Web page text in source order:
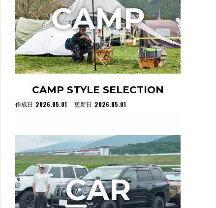
CAMP STYLE SELECTION
作成日 2026.05.01 更新日 2026.05.01
CAMP
CAR